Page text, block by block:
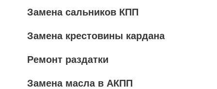
Замена сальников КПП
Замена крестовины кардана
Ремонт раздатки
Замена масла в АКПП